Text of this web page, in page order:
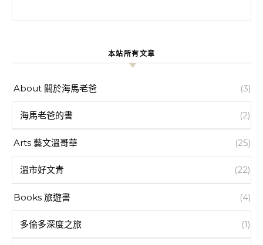
本站所有文章
About 關於海馬老爸 (3)
海馬老爸的書 (2)
Arts 藝文溫哥華 (25)
溫市好文青 (22)
Books 旅遊書 (4)
多倫多深度之旅 (1)